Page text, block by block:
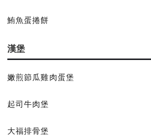
鮪魚蛋捲餅
漢堡
嫩煎節瓜雞肉蛋堡
起司牛肉堡
大福排骨堡